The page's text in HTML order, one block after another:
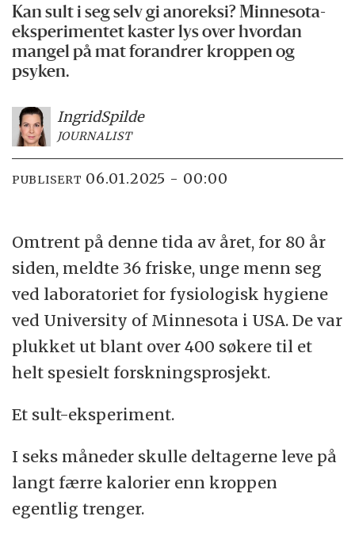
Kan sult i seg selv gi anoreksi? Minnesota-
eksperimentet kaster lys over hvordan
mangel på mat forandrer kroppen og
psyken.
IngridSpilde
JOURNALIST
PUBLISERT 06.01.2025 - 00:00
Omtrent på denne tida av året, for 80 år
siden, meldte 36 friske, unge menn seg
ved laboratoriet for fysiologisk hygiene
ved University of Minnesota i USA. De var
plukket ut blant over 400 søkere til et
helt spesielt forskningsprosjekt.
Et sult-eksperiment.
I seks måneder skulle deltagerne leve på
langt færre kalorier enn kroppen
egentlig trenger.